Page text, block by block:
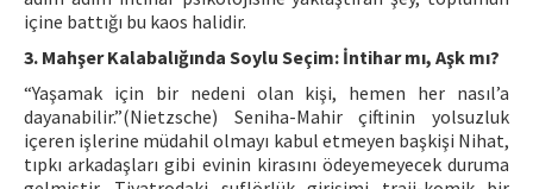
içine battığı bu kaos halidir.
3. Mahşer Kalabalığında Soylu Seçim: İntihar mı, Aşk mı?
“Yaşamak için bir nedeni olan kişi, hemen her nasıl’a
dayanabilir.”(Nietzsche) Seniha-Mahir çiftinin yolsuzluk
içeren işlerine müdahil olmayı kabul etmeyen başkişi Nihat,
tıpkı arkadaşları gibi evinin kirasını ödeyemeyecek duruma